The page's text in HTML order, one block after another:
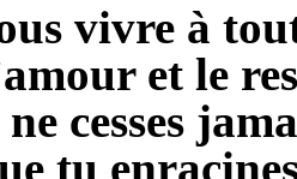
vivre à
et le
cesses
tu